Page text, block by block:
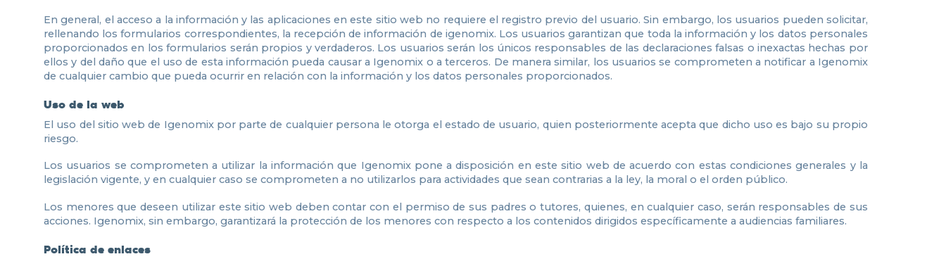
En general, el acceso a la información y las aplicaciones en este sitio web no requiere el registro previo del usuario. Sin embargo, los usuarios pueden solicitar,
rellenando los formularios correspondientes, la recepción de información de igenomix. Los usuarios garantizan que toda la información y los datos personales
proporcionados en los formularios serán propios y verdaderos. Los usuarios serán los únicos responsables de las declaraciones falsas o inexactas hechas por
ellos y del daño que el uso de esta información pueda causar a Igenomix o a terceros. De manera similar, los usuarios se comprometen a notificar a Igenomix
de cualquier cambio que pueda ocurrir en relación con la información y los datos personales proporcionados.
Uso de la web
El uso del sitio web de Igenomix por parte de cualquier persona le otorga el estado de usuario, quien posteriormente acepta que dicho uso es bajo su propio
riesgo.
Los usuarios se comprometen a utilizar la información que Igenomix pone a disposición en este sitio web de acuerdo con estas condiciones generales y la
legislación vigente, y en cualquier caso se comprometen a no utilizarlos para actividades que sean contrarias a la ley, la moral o el orden público.
Los menores que deseen utilizar este sitio web deben contar con el permiso de sus padres o tutores, quienes, en cualquier caso, serán responsables de sus
acciones. Igenomix, sin embargo, garantizará la protección de los menores con respecto a los contenidos dirigidos específicamente a audiencias familiares.
Política de enlaces